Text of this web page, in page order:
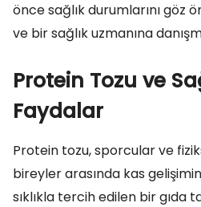
önce sağlık durumlarını göz
ve bir sağlık uzmanına
Protein Tozu ve
Faydalar
Protein tozu, sporcular ve
bireyler arasında kas
sıklıkla tercih edilen bir gıda